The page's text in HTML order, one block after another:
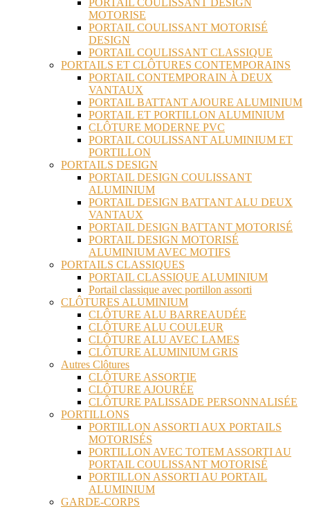
PORTAIL COULISSANT DESIGN
MOTORISE
PORTAIL COULISSANT MOTORISÉ
DESIGN
PORTAIL COULISSANT CLASSIQUE
PORTAILS ET CLÔTURES CONTEMPORAINS
PORTAIL CONTEMPORAIN À DEUX
VANTAUX
PORTAIL BATTANT AJOURE ALUMINIUM
PORTAIL ET PORTILLON ALUMINIUM
CLÔTURE MODERNE PVC
PORTAIL COULISSANT ALUMINIUM ET
PORTILLON
PORTAILS DESIGN
PORTAIL DESIGN COULISSANT
ALUMINIUM
PORTAIL DESIGN BATTANT ALU DEUX
VANTAUX
PORTAIL DESIGN BATTANT MOTORISÉ
PORTAIL DESIGN MOTORISÉ
ALUMINIUM AVEC MOTIFS
PORTAILS CLASSIQUES
PORTAIL CLASSIQUE ALUMINIUM
Portail classique avec portillon assorti
CLÔTURES ALUMINIUM
CLÔTURE ALU BARREAUDÉE
CLÔTURE ALU COULEUR
CLÔTURE ALU AVEC LAMES
CLÔTURE ALUMINIUM GRIS
Autres Clôtures
CLÔTURE ASSORTIE
CLÔTURE AJOURÉE
CLÔTURE PALISSADE PERSONNALISÉE
PORTILLONS
PORTILLON ASSORTI AUX PORTAILS
MOTORISÉS
PORTILLON AVEC TOTEM ASSORTI AU
PORTAIL COULISSANT MOTORISÉ
PORTILLON ASSORTI AU PORTAIL
ALUMINIUM
GARDE-CORPS